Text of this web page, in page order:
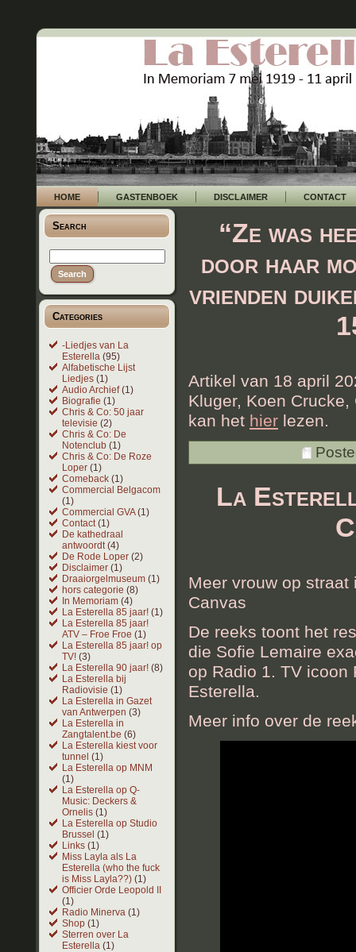
HOME GASTENBOEK DISCLAIMER CONTACT
Search
Categories
-Liedjes van La
Esterella (95)
Alfabetische Lijst
Liedjes (1)
Audio Archief(1)
Biografie (1)
Chris & Co: 50 jaar
televisie (2)
Chris & Co: De
Notenclub (1)
Chris & Co: De Roze
Loper (1)
Comeback (1)
Commercial Belgacom
(1)
Commercial GVA(1)
Contact(1)
De kathedraal
antwoordt(4)
De Rode Loper (2)
Disclaimer (1)
Draaiorgelmuseum (1)
hors categorie (8)
In Memoriam (4)
La Esterella 85 jaar! (1)
La Esterella 85 jaar!
ATV – Froe Froe (1)
La Esterella 85 jaar! op
TV! (3)
La Esterella 90 jaar! (8)
La Esterella bij
Radiovisie (1)
La Esterella in Gazet
van Antwerpen (3)
La Esterella in
Zangtalent.be (6)
La Esterella kiest voor
tunnel (1)
La Esterella op MNM
(1)
La Esterella op Q-
Music: Deckers &
Ornelis (1)
La Esterella op Studio
Brussel (1)
Links (1)
Miss Layla als La
Esterella (who the fuck
is Miss Layla??) (1)
Officier Orde Leopold II
(1)
Radio Minerva (1)
Shop (1)
Sterren over La
Esterella (1)
“Ze was
door haar
vrienden
Artikel van 18 april
Kluger, Koen
kan het hier lezen.
La
Meer vrouw op
Canvas
De reeks toont het
die Sofie Lemaire
op Radio 1. TV icoon
Esterella.
Meer info over de